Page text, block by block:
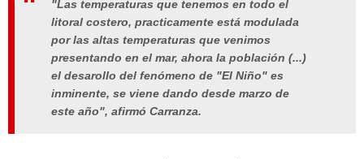
"Las temperaturas que tenemos en todo el
litoral costero, practicamente está modulada
por las altas temperaturas que venimos
presentando en el mar, ahora la población (...)
el desarollo del fenómeno de "El Niño" es
inminente, se viene dando desde marzo de
este año", afirmó Carranza.